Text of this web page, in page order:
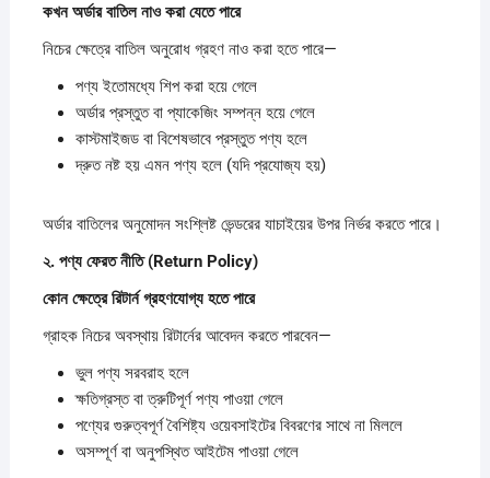
কখনঅর্ডারবাতিলনাওকরাযেতেপারে
নিচের ক্ষেত্রে বাতিল অনুরোধ গ্রহণ নাও করা হতে পারে—
পণ্য ইতোমধ্যে শিপ করা হয়ে গেলে
অর্ডার প্রস্তুত বা প্যাকেজিং সম্পন্ন হয়ে গেলে
কাস্টমাইজড বা বিশেষভাবে প্রস্তুত পণ্য হলে
দ্রুত নষ্ট হয় এমন পণ্য হলে (যদি প্রযোজ্য হয়)
অর্ডার বাতিলের অনুমোদন সংশ্লিষ্ট ভেন্ডরের যাচাইয়ের উপর নির্ভর করতে পারে।
২. পণ্যফেরতনীতি (Return Policy)
কোনক্ষেত্রেরিটার্নগ্রহণযোগ্যহতেপারে
গ্রাহক নিচের অবস্থায় রিটার্নের আবেদন করতে পারবেন—
ভুল পণ্য সরবরাহ হলে
ক্ষতিগ্রস্ত বা ত্রুটিপূর্ণ পণ্য পাওয়া গেলে
পণ্যের গুরুত্বপূর্ণ বৈশিষ্ট্য ওয়েবসাইটের বিবরণের সাথে না মিললে
অসম্পূর্ণ বা অনুপস্থিত আইটেম পাওয়া গেলে